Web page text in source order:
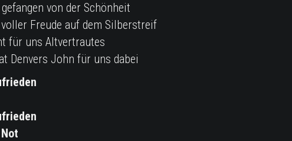
von der Schönheit
Freude auf dem Silberstreif
für uns Altvertrautes
Denvers John für uns dabei